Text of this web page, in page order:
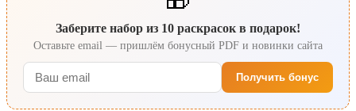
Заберите набор из 10 раскрасок в подарок!
Оставьте email — пришлём бонусный PDF и новинки сайта
Получить бонус